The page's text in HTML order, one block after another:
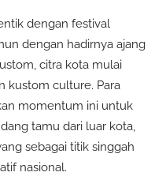
dengan festival
dengan hadirnya ajang
citra kota mulai
kustom culture. Para
momentum ini untuk
tamu dari luar kota,
sebagai titik singgah
nasional.